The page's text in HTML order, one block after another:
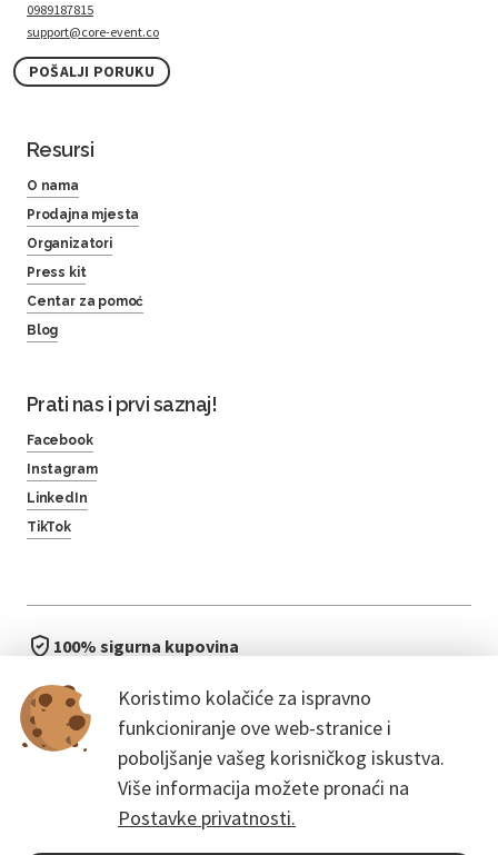
Koristimo kolačiće za ispravno
funkcioniranje ove web-stranice i
poboljšanje vašeg korisničkog iskustva.
Više informacija možete pronaći na
Postavke privatnosti.
0989187815
support@core-event.co
POŠALJI PORUKU
Resursi
O nama
Prodajna mjesta
Organizatori
Press kit
Centar za pomoć
Blog
Prati nas i prvi saznaj!
Facebook
Instagram
LinkedIn
TikTok
100% sigurna kupovina
bez čekanja u redu